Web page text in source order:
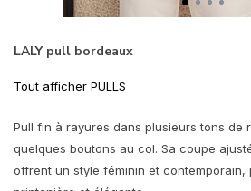
LALY pull bordeaux
Tout afficher PULLS
Pull fin à rayures dans plusieurs tons de
quelques boutons au col. Sa coupe
offrent un style féminin et contemporain,